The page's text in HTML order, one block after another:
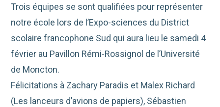
Trois équipes se sont qualifiées pour représenter
notre école lors de l’Expo-sciences du District
scolaire francophone Sud qui aura lieu le samedi 4
février au Pavillon Rémi-Rossignol de l’Université
de Moncton.
Félicitations à Zachary Paradis et Malex Richard
(Les lanceurs d’avions de papiers), Sébastien